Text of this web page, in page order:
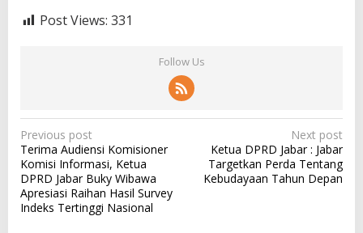
Post Views: 331
Follow Us
P
o
s
t
Previous post
Terima Audiensi Komisioner
Komisi Informasi, Ketua
DPRD Jabar Buky Wibawa
Apresiasi Raihan Hasil Survey
Indeks Tertinggi Nasional
Next post
Ketua DPRD Jabar : Jabar
Targetkan Perda Tentang
Kebudayaan Tahun Depan